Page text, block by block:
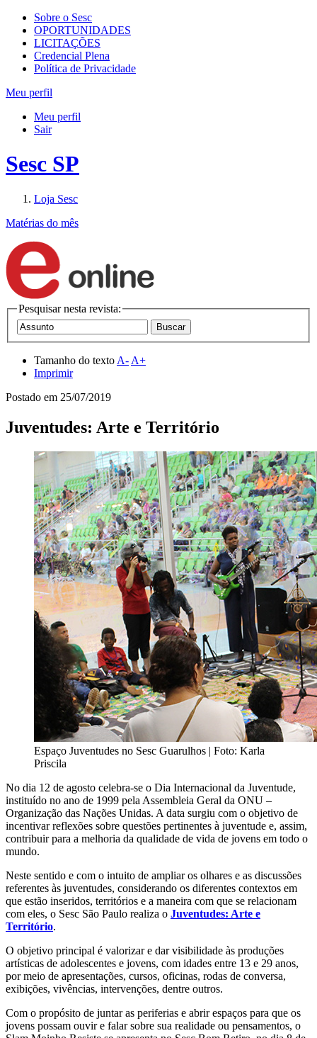
Sobre o Sesc
OPORTUNIDADES
LICITAÇÕES
Credencial Plena
Política de Privacidade
Meu perfil
Meu perfil
Sair
Sesc SP
Loja Sesc
Matérias do mês
Pesquisar nesta revista:
Tamanho do texto A- A+
Imprimir
Postado em 25/07/2019
Juventudes: Arte e Território
Espaço Juventudes no Sesc Guarulhos | Foto: Karla
Priscila
No dia 12 de agosto celebra-se o Dia Internacional da Juventude,
instituído no ano de 1999 pela Assembleia Geral da ONU –
Organização das Nações Unidas. A data surgiu com o objetivo de
incentivar reflexões sobre questões pertinentes à juventude e, assim,
contribuir para a melhoria da qualidade de vida de jovens em todo o
mundo.
Neste sentido e com o intuito de ampliar os olhares e as discussões
referentes às juventudes, considerando os diferentes contextos em
que estão inseridos, territórios e a maneira com que se relacionam
com eles, o Sesc São Paulo realiza o Juventudes: Arte e
Território.
O objetivo principal é valorizar e dar visibilidade às produções
artísticas de adolescentes e jovens, com idades entre 13 e 29 anos,
por meio de apresentações, cursos, oficinas, rodas de conversa,
exibições, vivências, intervenções, dentre outros.
Com o propósito de juntar as periferias e abrir espaços para que os
jovens possam ouvir e falar sobre sua realidade ou pensamentos, o